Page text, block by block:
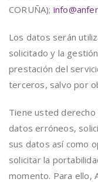
CORUÑA);
Los datos serán
solicitado y la
prestación del
terceros, salvo por
Tiene usted
datos erróneos,
sus datos así como
solicitar la
momento. Para ello,